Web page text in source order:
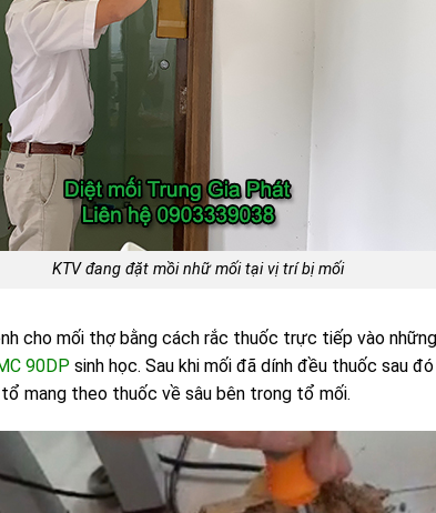
KTV đang đặt mồi nhữ mối tại vị trí bị mối
cho mối thợ bằng cách rắc thuốc trực tiếp vào
90DP sinh học. Sau khi mối đã dính đều thuốc sau
mang theo thuốc về sâu bên trong tổ mối.